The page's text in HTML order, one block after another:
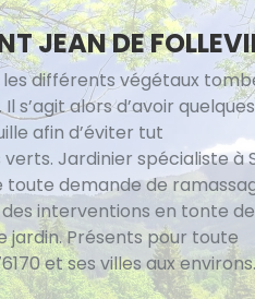
JEAN DE
les différents végétaux
alors d’avoir quelques
afin d’éviter tut
Jardinier spécialiste à
toute demande de
interventions en tonte de
Présents pour toute
et ses villes aux environs.